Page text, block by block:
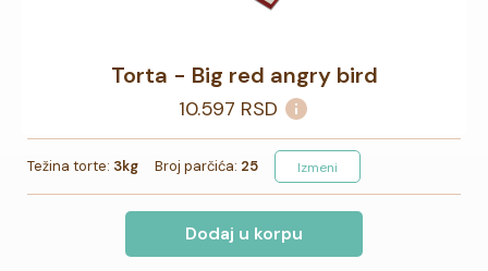
Torta - Big red angry bird
10.597 RSD
Težina torte: 3kg Broj parčića: 25 Izmeni
Dodaj u korpu